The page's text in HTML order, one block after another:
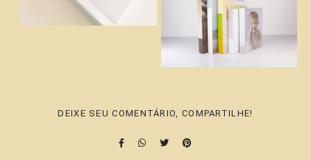
DEIXE SEU COMENTÁRIO, COMPARTILHE!